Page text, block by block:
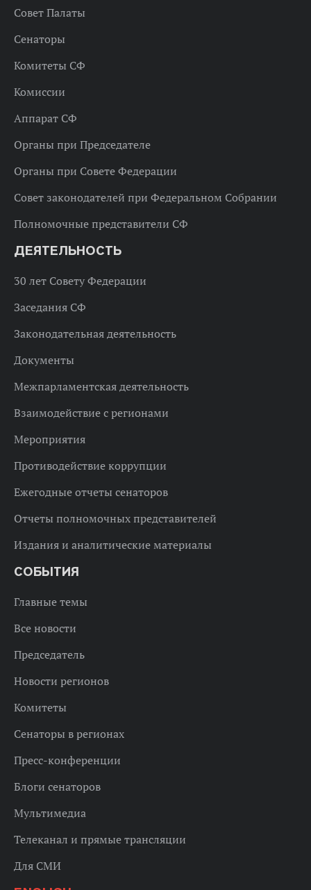
Совет Палаты
Сенаторы
Комитеты СФ
Комиссии
Аппарат СФ
Органы при Председателе
Органы при Совете Федерации
Совет законодателей при Федеральном Собрании
Полномочные представители СФ
ДЕЯТЕЛЬНОСТЬ
30 лет Совету Федерации
Заседания СФ
Законодательная деятельность
Документы
Межпарламентская деятельность
Взаимодействие с регионами
Мероприятия
Противодействие коррупции
Ежегодные отчеты сенаторов
Отчеты полномочных представителей
Издания и аналитические материалы
СОБЫТИЯ
Главные темы
Все новости
Председатель
Новости регионов
Комитеты
Сенаторы в регионах
Пресс-конференции
Блоги сенаторов
Мультимедиа
Телеканал и прямые трансляции
Для СМИ